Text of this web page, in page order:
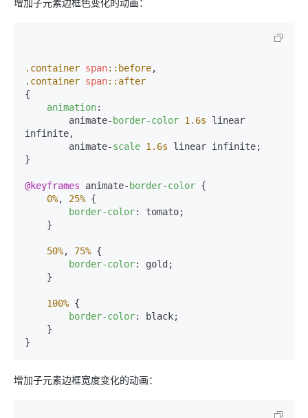
增加子元素边框色变化的动画：
.container span::before
.container span::after
{
animation:
        animate-
border-color 1.6s linear
infinite,
        animate-
scale 1.6s linear infinite;
}
@keyframes animate- border-color {
0%, 25% {
border-color: tomato;
50%, 75% {
border-color: gold;
100% {
border-color: black;
增加子元素边框宽度变化的动画：